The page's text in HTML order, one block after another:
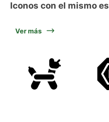
Iconos con el mismo
Ver más